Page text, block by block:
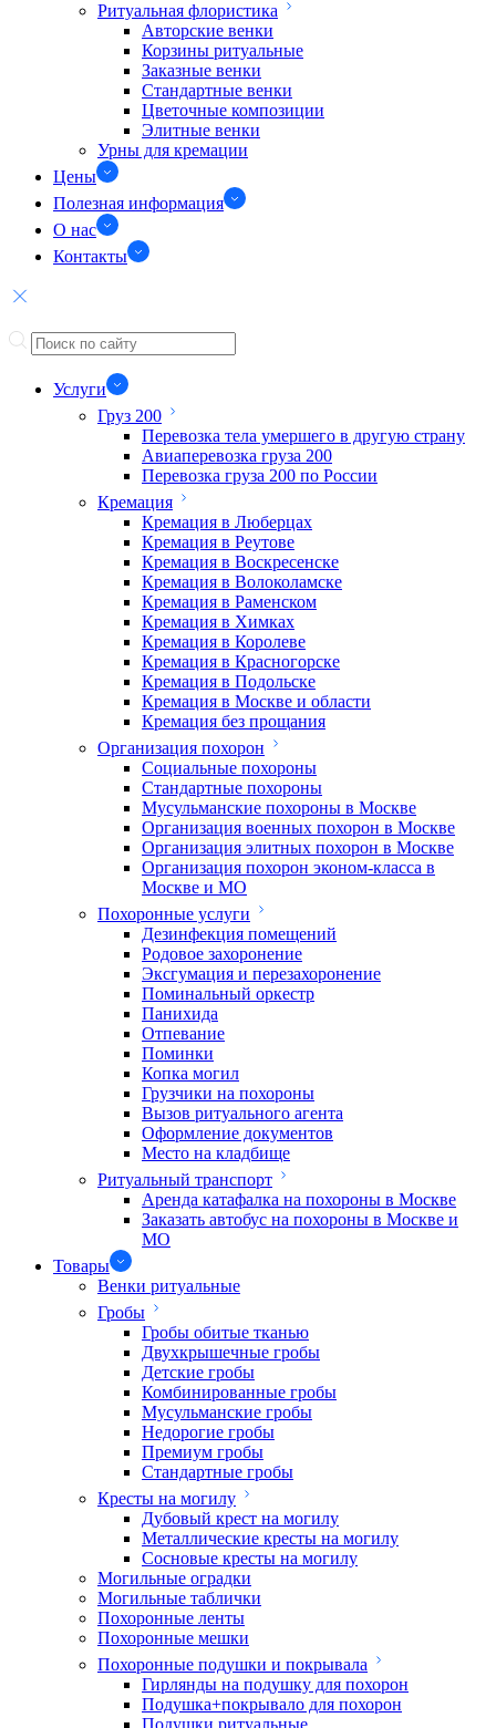
Ритуальная флористика
Авторские венки
Корзины ритуальные
Заказные венки
Стандартные венки
Цветочные композиции
Элитные венки
Урны для кремации
Цены
Полезная информация
О нас
Контакты
Услуги
Груз 200
Перевозка тела умершего в другую страну
Авиаперевозка груза 200
Перевозка груза 200 по России
Кремация
Кремация в Люберцах
Кремация в Реутове
Кремация в Воскресенске
Кремация в Волоколамске
Кремация в Раменском
Кремация в Химках
Кремация в Королеве
Кремация в Красногорске
Кремация в Подольске
Кремация в Москве и области
Кремация без прощания
Организация похорон
Социальные похороны
Стандартные похороны
Мусульманские похороны в Москве
Организация военных похорон в Москве
Организация элитных похорон в Москве
Организация похорон эконом-класса в
Москве и МО
Похоронные услуги
Дезинфекция помещений
Родовое захоронение
Эксгумация и перезахоронение
Поминальный оркестр
Панихида
Отпевание
Поминки
Копка могил
Грузчики на похороны
Вызов ритуального агента
Оформление документов
Место на кладбище
Ритуальный транспорт
Аренда катафалка на похороны в Москве
Заказать автобус на похороны в Москве и
МО
Товары
Венки ритуальные
Гробы
Гробы обитые тканью
Двухкрышечные гробы
Детские гробы
Комбинированные гробы
Мусульманские гробы
Недорогие гробы
Премиум гробы
Стандартные гробы
Кресты на могилу
Дубовый крест на могилу
Металлические кресты на могилу
Сосновые кресты на могилу
Могильные оградки
Могильные таблички
Похоронные ленты
Похоронные мешки
Похоронные подушки и покрывала
Гирлянды на подушку для похорон
Подушка+покрывало для похорон
Подушки ритуальные